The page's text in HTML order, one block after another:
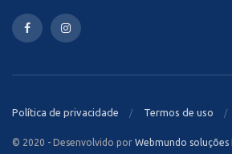
Política de privacidade Termos de uso
© 2020 - Desenvolvido por Webmundo